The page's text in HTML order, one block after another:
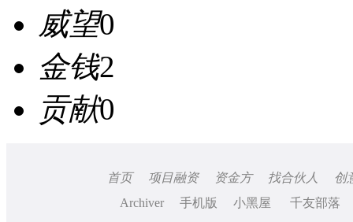
威望0
金钱2
贡献0
首页 项目融资 资金方 找合伙人
创
Archiver
手机版 小黑屋 千友部落